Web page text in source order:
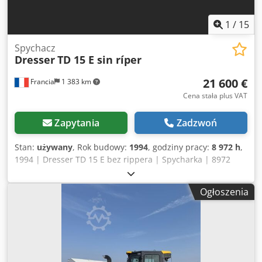
1 / 15
Francia 1 383 km
Spychacz
DresserTD 15 E sin ríper
21 600 €
Cena stała plus VAT
Zapytania Zadzwoń
Stan: używany, Rok budowy: 1994, godziny pracy: 8 972 h,
1994 | Dresser TD 15 E bez rippera | Spycharka | 8972
godziny 📍 Lokalizacja: Francja 🚛 Dostawa dostępna do
wskazanego miejsca – skorzystaj z naszego kalkulatora
transportu, aby oszacować koszty przewozu! 💰 Kup teraz
za 21 600 EUR lub złóż ofertę. Credpfxsx Rhbwe Agusf
Płatność przy odbiorze dostępna za niewielką opłatą
(wymaga akceptacji)* 👷‍♂️ Skontrolowana przez niezależnego
usterek ℹ️ 1 poważna uwaga ⚠️ 📌 Uwagi inspektora: Dobry
Ogłoszenia